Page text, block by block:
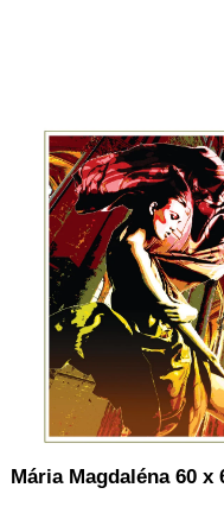
Mária Magdaléna 60 x